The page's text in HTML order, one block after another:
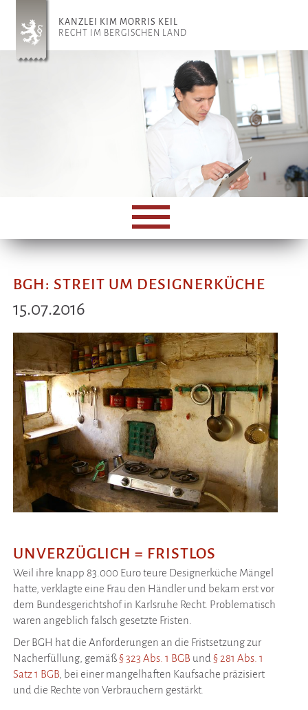
KANZLEI KIM MORRIS KEIL
RECHT IM BERGISCHEN LAND
BGH: STREIT UM DESIGNERKÜCHE
15.07.2016
UNVERZÜGLICH = FRISTLOS
Weil ihre knapp 83.000 Euro teure Designerküche Mängel
hatte, verklagte eine Frau den Händler und bekam erst vor
dem Bundesgerichtshof in Karlsruhe Recht. Problematisch
waren angeblich falsch gesetzte Fristen.
Der BGH hat die Anforderungen an die Fristsetzung zur
Nacherfüllung, gemäß § 323 Abs. 1 BGB und § 281 Abs. 1
Satz 1 BGB, bei einer mangelhaften Kaufsache präzisiert
und die Rechte von Verbrauchern gestärkt.